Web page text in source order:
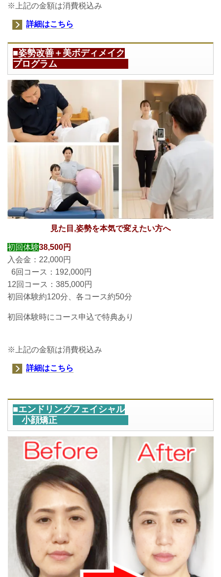
※上記の金額は消費税込み
詳細はこちら
■姿勢改善＋美ボディメイク
プログラム
見た目,姿勢を本気で変えたい方へ
初回体験38,500円
入会金：22,000円
6回コース：192,000円
12回コース：385,000円
初回体験約120分、各コース約50分
初回体験時にコース申込で特典あり
※上記の金額は消費税込み
詳細はこちら
■エンドリングフェイシャル
小顔矯正